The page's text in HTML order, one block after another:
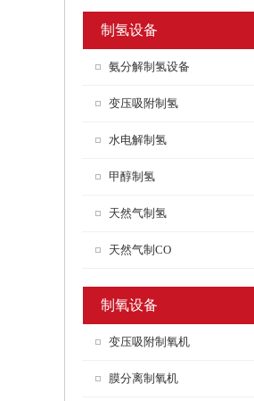
制氢设备
氨分解制氢设备
变压吸附制氢
水电解制氢
甲醇制氢
天然气制氢
天然气制CO
制氧设备
变压吸附制氧机
膜分离制氧机